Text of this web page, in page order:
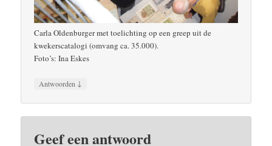
Carla Oldenburger met toelichting op een greep uit de
kwekerscatalogi (omvang ca. 35.000).
Foto’s: Ina Eskes
Antwoorden ↓
Geef een antwoord